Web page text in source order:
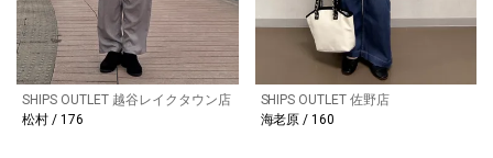
SHIPS OUTLET 越谷レイクタウン店
松村 / 176
SHIPS OUTLET 佐野店
海老原 / 160